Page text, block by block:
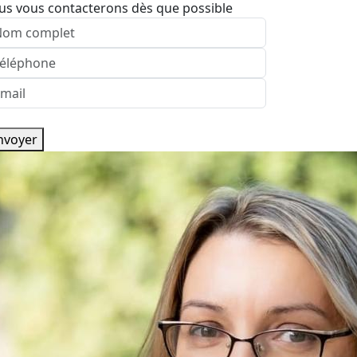
vous contacterons dès que possible